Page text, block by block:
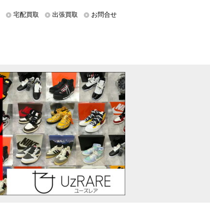
宅配買取 出張買取 お問合せ